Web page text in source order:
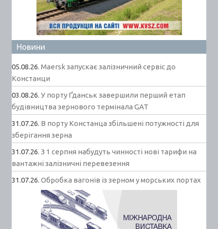
Новини
05.08.26. Maersk запускає залізничний сервіс до
Констанци
03.08.26. У порту Ґданськ завершили перший етап
будівництва зернового термінала GAT
31.07.26. В порту Констанца збільшені потужності для
зберігання зерна
31.07.26. З 1 серпня набудуть чинності нові тарифи на
вантажні залізничні перевезення
31.07.26. Обробка вагонів із зерном у морських портах